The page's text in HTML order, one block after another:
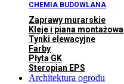
CHEMIA BUDOWLANA
Zaprawy murarskie
Kleje i piana montażowa
Tynki elewacyjne
Farby
Płyta GK
Steropian EPS
Architektura ogrodu